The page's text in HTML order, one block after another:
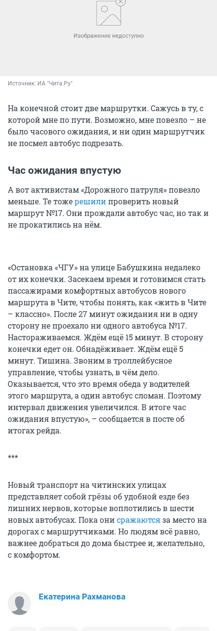
Источник: ИА "Чита.Ру"
На конечной стоит две маршрутки. Сажусь в ту, с
которой мне по пути. Возможно, мне повезло – не
было часового ожидания, и ни один маршрутчик
не посмел автобус подрезать.
Час ожидания впустую
А вот активистам «Дорожного патруля» повезло
меньше. Те тожерешилипроверить новый
маршрут №17. Они прождали автобус час, но так и
не прокатились на нём.
«Остановка «ЧГУ» на улице Бабушкина недалеко
от их конечки. Засекаем время и готовимся стать
пассажирами комфортных автобусов нового
маршрута в Чите, чтобы понять, как «жить в Чите
– классно». После 27 минут ожидания ни в одну
сторону не проехало ни одного автобуса №17.
Настораживаемся. Ждём ещё 15 минут. В сторону
конечки едет он. Обнадёживает. Ждём ещё 5
минут. Тишина. Звоним в троллейбусное
управление, чтобы узнать, в чём дело.
Оказывается, что это время обеда у водителей
этого маршрута, а один автобус сломан. Поэтому
интервал движения увеличился. В итоге час
ожидания впустую», – сообщается в посте об
итогах рейда.
***
Новый транспорт на читинских улицах
представляет собой грёзы об удобной езде без
лишних нервов, которые воплотились в шести
новых автобусах. Пока онисражаютсяза место на
дорогах с маршрутчиками. Но людям всё равно,
важнее добраться до дома быстрее и, желательно,
с комфортом.
Екатерина Рахманова